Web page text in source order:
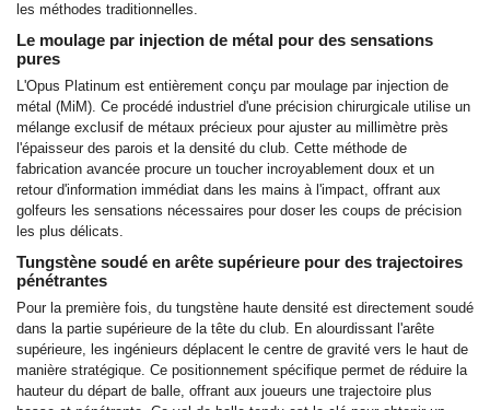
les méthodes traditionnelles.
Le moulage par injection de métal pour des sensations
pures
L'Opus Platinum est entièrement conçu par moulage par injection de
métal (MiM). Ce procédé industriel d'une précision chirurgicale utilise un
mélange exclusif de métaux précieux pour ajuster au millimètre près
l'épaisseur des parois et la densité du club. Cette méthode de
fabrication avancée procure un toucher incroyablement doux et un
retour d'information immédiat dans les mains à l'impact, offrant aux
golfeurs les sensations nécessaires pour doser les coups de précision
les plus délicats.
Tungstène soudé en arête supérieure pour des trajectoires
pénétrantes
Pour la première fois, du tungstène haute densité est directement soudé
dans la partie supérieure de la tête du club. En alourdissant l'arête
supérieure, les ingénieurs déplacent le centre de gravité vers le haut de
manière stratégique. Ce positionnement spécifique permet de réduire la
hauteur du départ de balle, offrant aux joueurs une trajectoire plus